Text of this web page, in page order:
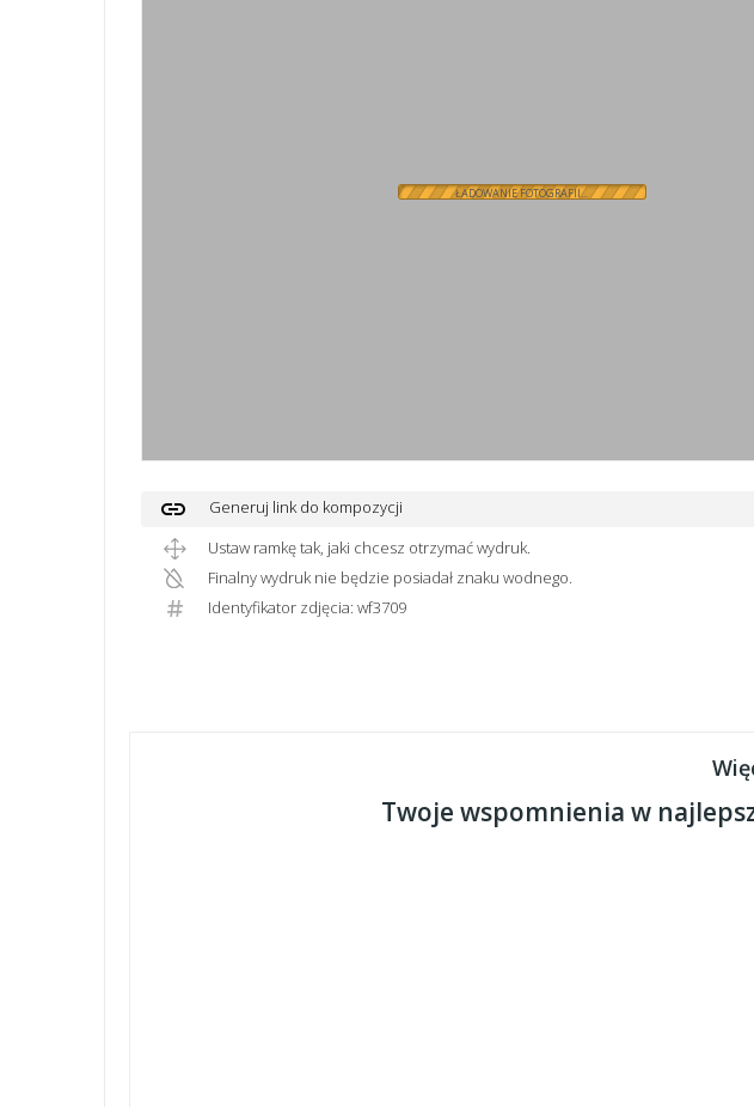
ŁADOWANIE FOTOGRAFII...
link
Generuj link do kompozycji
Ustaw ramkę tak, jaki chcesz otrzymać wydruk.
Finalny wydruk nie będzie posiadał znaku wodnego.
Identyfikator zdjęcia: wf3709
Twoje wspomnienia w